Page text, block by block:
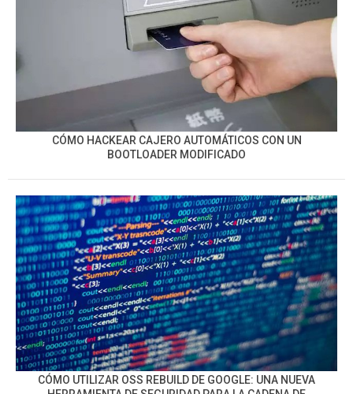
CÓMO HACKEAR CAJERO AUTOMÁTICOS CON UN
BOOTLOADER MODIFICADO
CÓMO UTILIZAR OSS REBUILD DE GOOGLE: UNA NUEVA